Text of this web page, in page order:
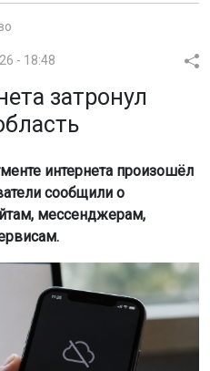
- 18:48
затронул
интернета произошёл
сообщили о
мессенджерам,